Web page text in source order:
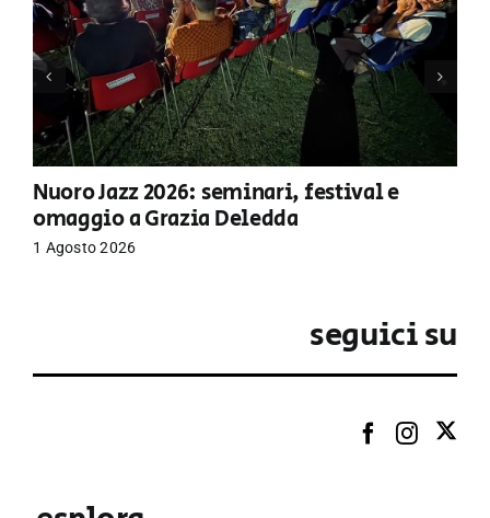
Nuoro Jazz 2026: seminari, festival e
omaggio a Grazia Deledda
1 Agosto 2026
seguici su